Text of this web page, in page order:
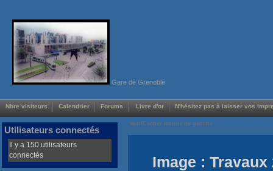
Gare de Grenoble
Nbre visiteurs Calendrier Forums Livre d'or N'hésitez pas à laisser vos
Voir/Cacher menus de gauche
Image : Travaux
Utilisateurs connectés
Il y a 150 utilisateurs
connectés